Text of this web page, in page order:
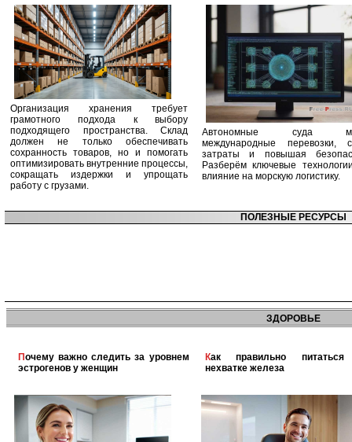
Организация хранения требует
грамотного подхода к выбору
подходящего пространства. Склад
должен не только обеспечивать
сохранность товаров, но и помогать
оптимизировать внутренние процессы,
сокращать издержки и упрощать
работу с грузами.
Автономные суда
международные перевозки,
затраты и повышая
Разберём ключевые
влияние на морскую логистику.
ПОЛЕЗНЫЕ РЕСУРСЫ
ЗДОРОВЬЕ
Почему важно следить за уровнем
эстрогенов у женщин
Как правильно питаться при
нехватке железа